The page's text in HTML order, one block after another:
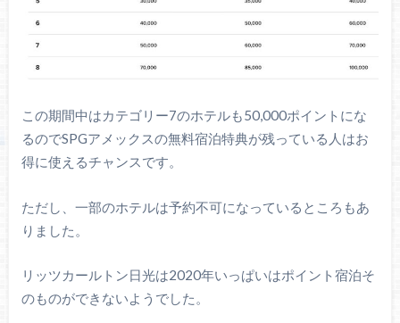
この期間中はカテゴリー7のホテルも50,000ポイントにな
るのでSPGアメックスの無料宿泊特典が残っている人はお
得に使えるチャンスです。
ただし、一部のホテルは予約不可になっているところもあ
りました。
リッツカールトン日光は2020年いっぱいはポイント宿泊そ
のものができないようでした。